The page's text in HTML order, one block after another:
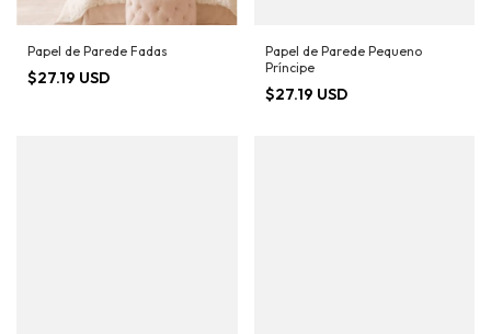
Papel de Parede Fadas
$27.19 USD
Papel de Parede Pequeno
Príncipe
$27.19 USD